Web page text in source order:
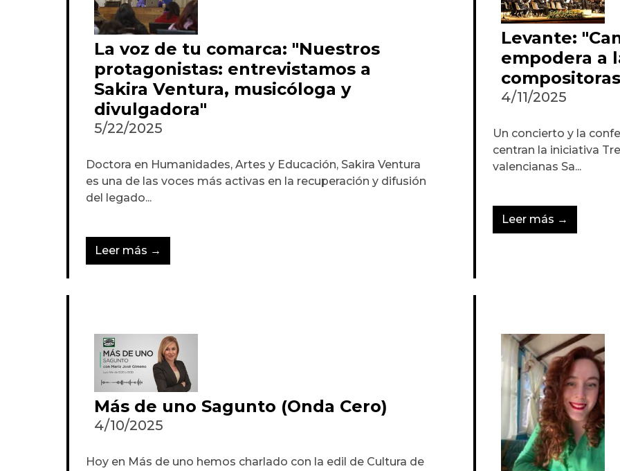
La voz de tu comarca: "Nuestros
protagonistas: entrevistamos a
Sakira Ventura, musicóloga y
divulgadora"
5/22/2025
Doctora en Humanidades, Artes y Educación, Sakira Ventura
es una de las voces más activas en la recuperación y difusión
del legado...
Leer más →
Levante:
empodera a
4/11/2025
Un concierto y la
centran la iniciativa
valencianas Sa...
Leer más →
Más de uno Sagunto (Onda Cero)
4/10/2025
Hoy en Más de uno hemos charlado con la edil de Cultura de